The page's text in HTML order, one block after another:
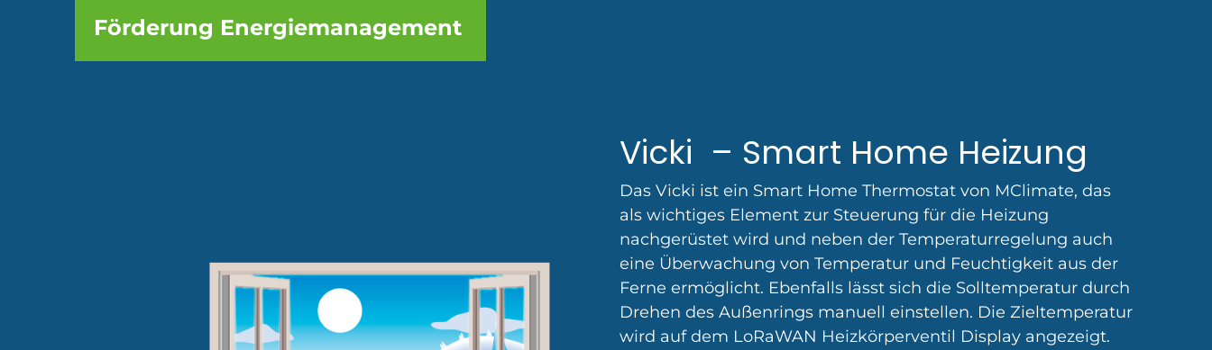
Förderung Energiemanagement
Vicki – Smart Home Heizung
Das Vicki ist ein Smart Home Thermostat von MClimate, das
als wichtiges Element zur Steuerung für die Heizung
nachgerüstet wird und neben der Temperaturregelung auch
eine Überwachung von Temperatur und Feuchtigkeit aus der
Ferne ermöglicht. Ebenfalls lässt sich die Solltemperatur durch
Drehen des Außenrings manuell einstellen. Die Zieltemperatur
wird auf dem LoRaWAN Heizkörperventil Display angezeigt.